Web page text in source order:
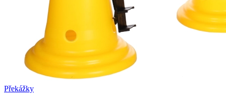
Překážky